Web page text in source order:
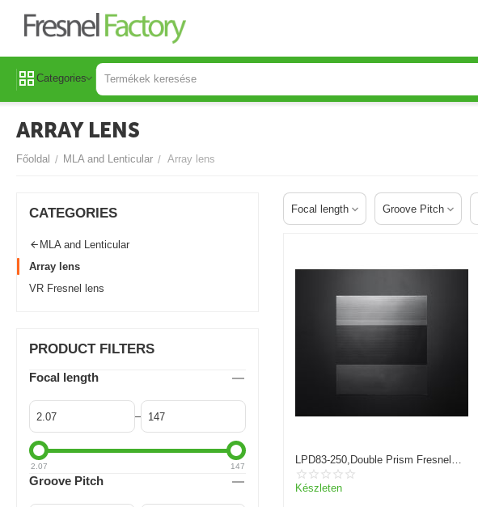
Categories
ARRAY LENS
Főoldal / MLA and Lenticular / Array lens
Focal length Groove Pitch
LPD83-250,Double Prism Fresnel
lens
Készleten
СATEGORIES
MLA and Lenticular
Array lens
VR Fresnel lens
PRODUCT FILTERS
Focal length
–
2.07 147
Groove Pitch